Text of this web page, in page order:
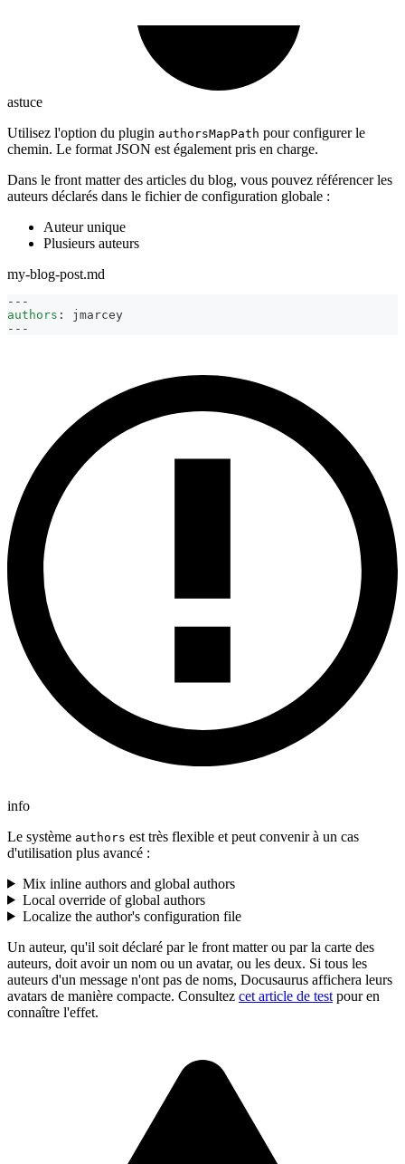
astuce
Utilisez l'option du plugin authorsMapPath pour configurer le
chemin. Le format JSON est également pris en charge.
Dans le front matter des articles du blog, vous pouvez référencer les
auteurs déclarés dans le fichier de configuration globale :
Auteur unique
Plusieurs auteurs
my-blog-post.md
---
authors :
jmarcey
---
info
Le système authors est très flexible et peut convenir à un cas
d'utilisation plus avancé :
Mix inline authors and global authors
Local override of global authors
Localize the author's configuration file
Un auteur, qu'il soit déclaré par le front matter ou par la carte des
auteurs, doit avoir un nom ou un avatar, ou les deux. Si tous les
auteurs d'un message n'ont pas de noms, Docusaurus affichera leurs
avatars de manière compacte. Consultez cet article de test pour en
connaître l'effet.